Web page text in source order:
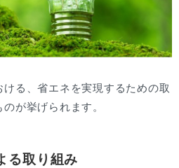
る、省エネを実現するための取
が挙げられます。
る取り組み